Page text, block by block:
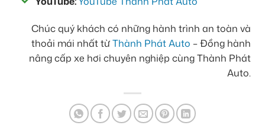
Chúc quý khách có những hành trình an toàn và
thoải mái nhất từThành Phát Auto – Đồng hành
nâng cấp xe hơi chuyên nghiệp cùng Thành Phát
Auto.